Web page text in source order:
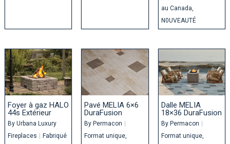
au Canada
N0UVEAUTÉ
Foyer à gaz HALO
44s Extérieur
By Urbana Luxury
Fireplaces
Fabriqué
Pavé MELIA 6×6
DuraFusion
By Permacon
Format unique
Dalle MELIA
18×36 DuraFusion
By Permacon
Format unique